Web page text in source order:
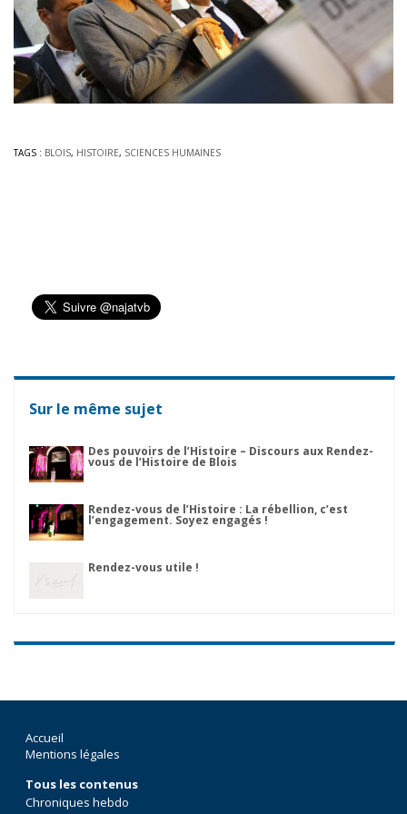
TAGS : BLOIS, HISTOIRE, SCIENCES HUMAINES
Sur le même sujet
Des pouvoirs de l’Histoire – Discours aux Rendez-
vous de l’Histoire de Blois
Rendez-vous de l’Histoire : La rébellion, c’est
l’engagement. Soyez engagés !
Rendez-vous utile !
Accueil
Mentions légales
Tous les contenus
Chroniques hebdo